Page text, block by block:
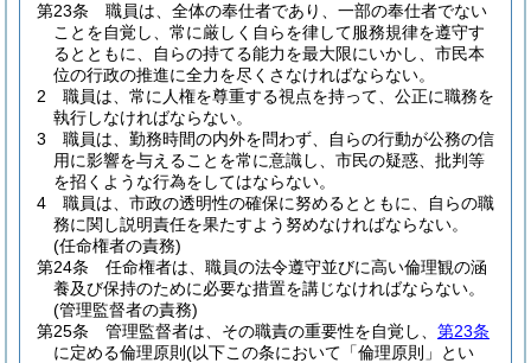
第23条
職員は、全体の奉仕者であり、一部の奉仕者でない
ことを自覚し、常に厳しく自らを律して服務規律を遵守す
るとともに、自らの持てる能力を最大限にいかし、市民本
位の行政の推進に全力を尽くさなければならない。
2
職員は、常に人権を尊重する視点を持って、公正に職務を
執行しなければならない。
3
職員は、勤務時間の内外を問わず、自らの行動が公務の信
用に影響を与えることを常に意識し、市民の疑惑、批判等
を招くような行為をしてはならない。
4
職員は、市政の透明性の確保に努めるとともに、自らの職
務に関し説明責任を果たすよう努めなければならない。
(任命権者の責務)
第24条
任命権者は、職員の法令遵守並びに高い倫理観の涵
養及び保持のために必要な措置を講じなければならない。
(管理監督者の責務)
第25条
管理監督者は、その職責の重要性を自覚し、 第23条
に定める倫理原則 (以下この条において「倫理原則」とい